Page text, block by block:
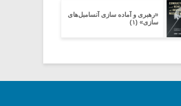
«رهبری و آماده سازی آنسامبل‌های
سازی» (۱)